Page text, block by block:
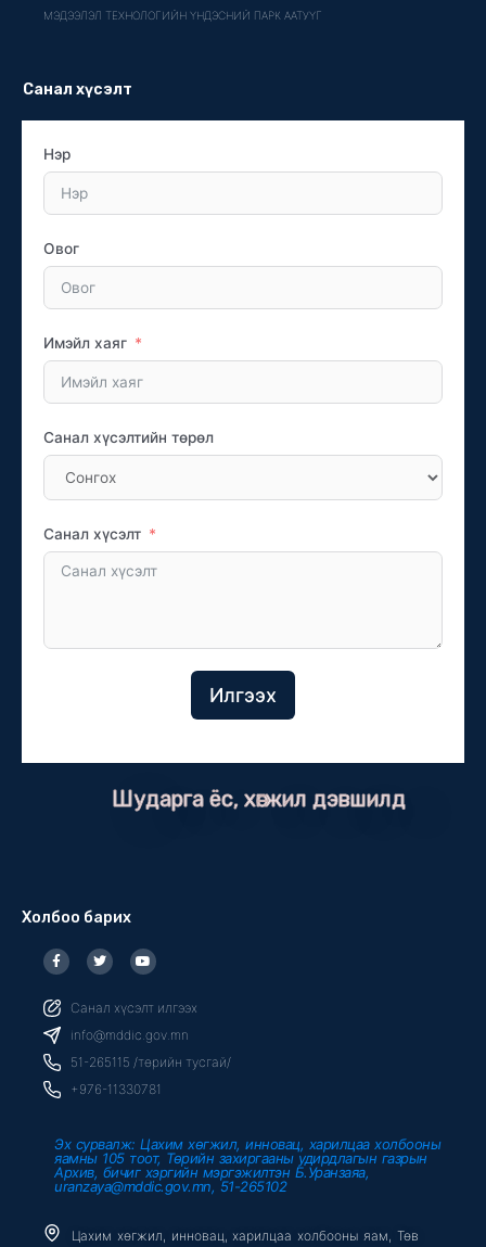
МЭДЭЭЛЭЛ ТЕХНОЛОГИЙН ҮНДЭСНИЙ ПАРК ААТУҮГ
Санал хүсэлт
Нэр
Овог
Имэйл хаяг
Санал хүсэлтийн төрөл
Санал хүсэлт
Илгээх
Шударга ёс, хөгжил дэвшилд
Холбоо барих
F
a
c
b
o
o
k
f
T
w
i
t
r
Y
o
u
u
e
Санал хүсэлт илгээх
info@mddic.gov.mn
51-265115 /төрийн тусгай/
+976-11330781
Эх сурвалж: Цахим хөгжил, инновац, харилцаа холбооны
яамны 105 тоот, Төрийн захиргааны удирдлагын газрын
Архив, бичиг хэргийн мэргэжилтэн Б.Уранзаяа,
uranzaya@mddic.gov.mn, 51-265102
Цахим хөгжил, инновац, харилцаа холбооны яам, Төв